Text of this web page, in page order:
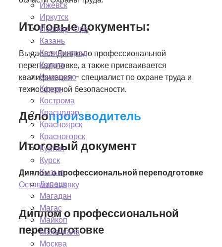
Ижевск
Иркутск
Йошкар-Ола
Казань
Калининград
Калуга
Кемерово
Киров
Кострома
Краснодар
Красноярск
Красногорск
Курган
Курск
Кызыл
Липецк
Магадан
Магас
Майкоп
Махачкала
Москва
Итоговые документы:
Выдается Диплом о профессиональной
переподготовке, а также присваивается
квалификация – специалист по охране труда и
техносферной безопасности.
Делопроизводитель
Итоговый документ
Диплом о профессиональной переподготовке
Оставить заявку
Диплом о профессиональной
переподготовке